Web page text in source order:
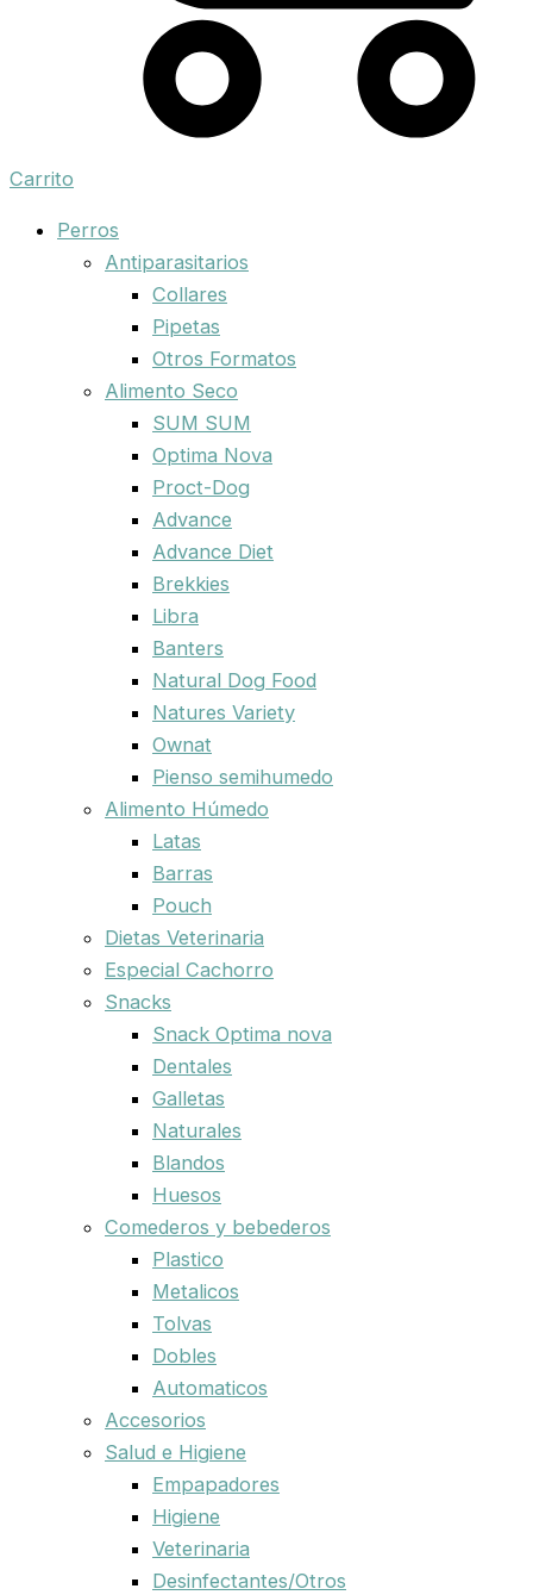
Carrito
Perros
Antiparasitarios
Collares
Pipetas
Otros Formatos
Alimento Seco
SUM SUM
Optima Nova
Proct-Dog
Advance
Advance Diet
Brekkies
Libra
Banters
Natural Dog Food
Natures Variety
Ownat
Pienso semihumedo
Alimento Húmedo
Latas
Barras
Pouch
Dietas Veterinaria
Especial Cachorro
Snacks
Snack Optima nova
Dentales
Galletas
Naturales
Blandos
Huesos
Comederos y bebederos
Plastico
Metalicos
Tolvas
Dobles
Automaticos
Accesorios
Salud e Higiene
Empapadores
Higiene
Veterinaria
Desinfectantes/Otros